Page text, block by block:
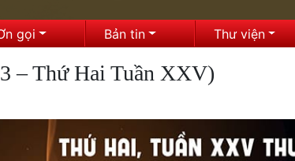
gọi Bản tin Thư viện
– Thứ Hai Tuần XXV)